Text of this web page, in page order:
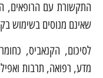
התקשורת עם הרופאים,
שאינם מנוסים בשימוש
לסיכום, הקנאביס,
מדע, רפואה, תרבות